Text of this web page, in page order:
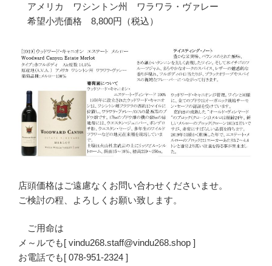
アメリカ ワシントン州 ワラワラ・ヴァレー
希望小売価格 8,800円（税込）
店頭価格はご遠慮なくお問い合わせくださいませ。
ご検討の程、よろしくお願い致します。
ご用命は
メ～ルでも[ vindu268.staff@vindu268.shop ]
お電話でも[ 078-951-2324 ]